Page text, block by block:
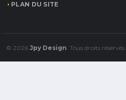
PLAN DU SITE
© 2026 Jpy Design. Tous droits réservés.